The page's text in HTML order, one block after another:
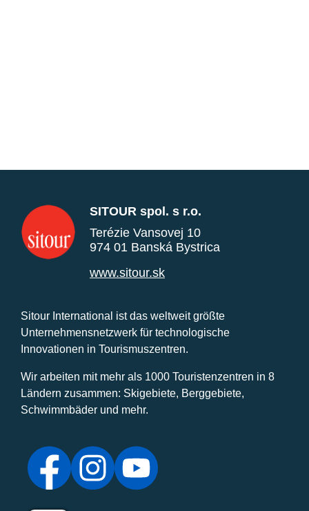
SITOUR spol. s r.o.
Terézie Vansovej 10
974 01 Banská Bystrica
www.sitour.sk
Sitour International ist das weltweit größte
Unternehmensnetzwerk für technologische
Innovationen in Tourismuszentren.
Wir arbeiten mit mehr als 1000 Touristenzentren in 8
Ländern zusammen: Skigebiete, Berggebiete,
Schwimmbäder und mehr.